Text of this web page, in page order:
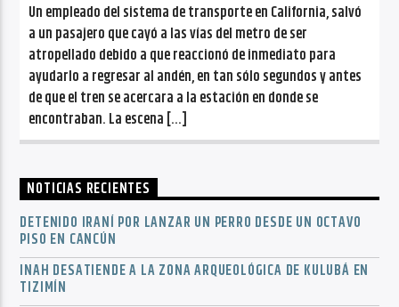
Un empleado del sistema de transporte en California, salvó
a un pasajero que cayó a las vías del metro de ser
atropellado debido a que reaccionó de inmediato para
ayudarlo a regresar al andén, en tan sólo segundos y antes
de que el tren se acercara a la estación en donde se
encontraban. La escena […]
NOTICIAS RECIENTES
DETENIDO IRANÍ POR LANZAR UN PERRO DESDE UN OCTAVO
PISO EN CANCÚN
INAH DESATIENDE A LA ZONA ARQUEOLÓGICA DE KULUBÁ EN
TIZIMÍN